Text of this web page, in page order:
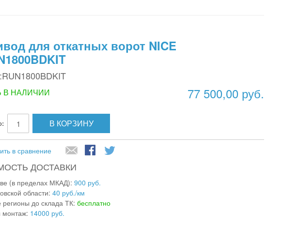
для откатных ворот NICE
77 500,00 руб.
В НАЛИЧИИ
В КОРЗИНУ
в сравнение
ДОСТАВКИ
(в пределах МКАД): 900 руб.
области: 40 руб./км
регионы до склада ТК: бесплатно
монтаж: 14000 руб.